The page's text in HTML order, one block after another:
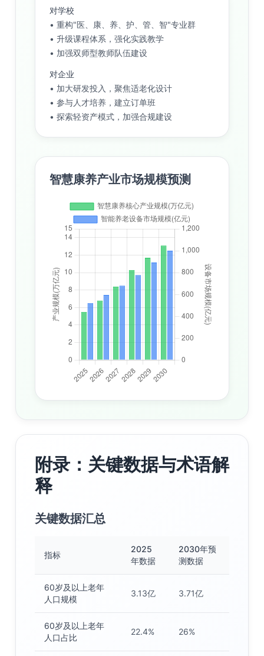
对学校
• 重构"医、康、养、护、管、智"专业群
• 升级课程体系，强化实践教学
• 加强双师型教师队伍建设
对企业
• 加大研发投入，聚焦适老化设计
• 参与人才培养，建立订单班
• 探索轻资产模式，加强合规建设
智慧康养产业市场规模预测
附录：关键数据与术语解
释
关键数据汇总
指标
2025
年数据
2030年预
测数据
60岁及以上老年
人口规模
3.13亿 3.71亿
60岁及以上老年
人口占比
22.4% 26%